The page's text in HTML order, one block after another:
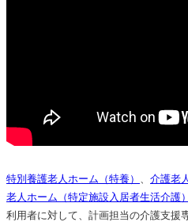
特別養護老人ホーム（特養） 介護老
老人ホーム（特定施設入居者生活介護）
利用者に対して、計画担当の介護支援